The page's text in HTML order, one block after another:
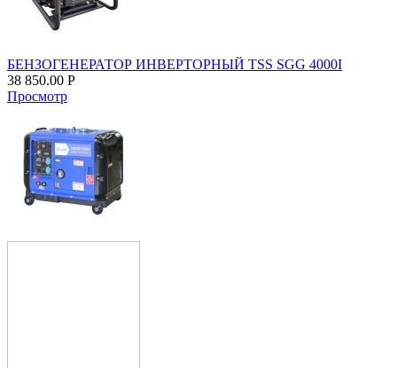
БЕНЗОГЕНЕРАТОР ИНВЕРТОРНЫЙ TSS SGG 4000I
38 850.00 Р
Просмотр